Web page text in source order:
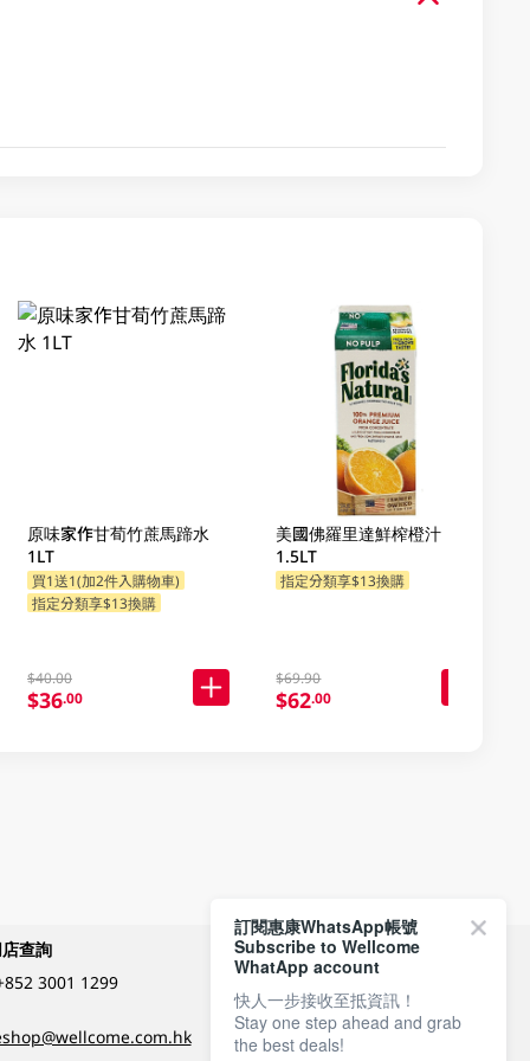
原味家作甘荀竹蔗馬蹄水
1LT
買1送1(加2件入購物車)
指定分類享$13換購
$40.00
$36.00
美國佛羅里達鮮榨橙汁
1.5LT
指定分類享$13換購
$69.90
$62.00
查詢
3001 1299
付款方式
關注我們
訂閱惠康WhatsApp帳號
Subscribe to Wellcome
WhatApp account
快人一步接收至抵資訊！
Stay one step ahead and grab
the best deals!